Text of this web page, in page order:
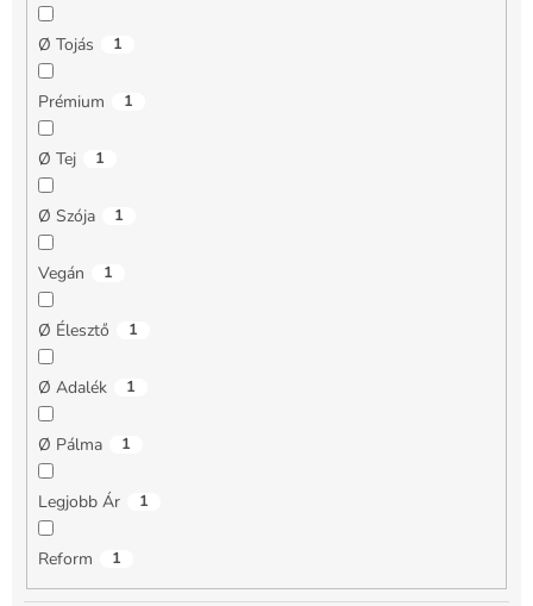
Ø Tojás 1
Prémium 1
Ø Tej 1
Ø Szója 1
Vegán 1
Ø Élesztő 1
Ø Adalék 1
Ø Pálma 1
Legjobb Ár 1
Reform 1